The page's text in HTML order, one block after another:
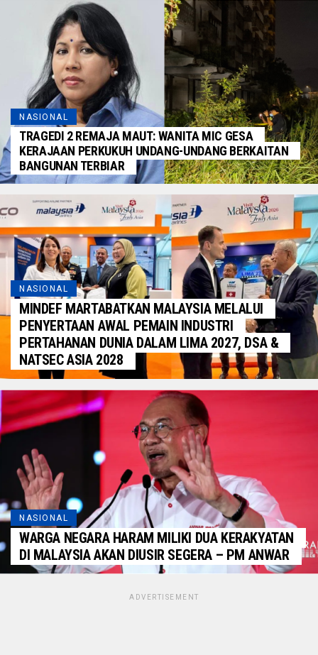
NASIONAL
TRAGEDI 2 REMAJA MAUT: WANITA MIC GESA
KERAJAAN PERKUKUH UNDANG-UNDANG BERKAITAN
BANGUNAN TERBIAR
NASIONAL
MINDEF MARTABATKAN MALAYSIA MELALUI
PENYERTAAN AWAL PEMAIN INDUSTRI
PERTAHANAN DUNIA DALAM LIMA 2027, DSA &
NATSEC ASIA 2028
NASIONAL
WARGA NEGARA HARAM MILIKI DUA KERAKYATAN
DI MALAYSIA AKAN DIUSIR SEGERA – PM ANWAR
ADVERTISEMENT